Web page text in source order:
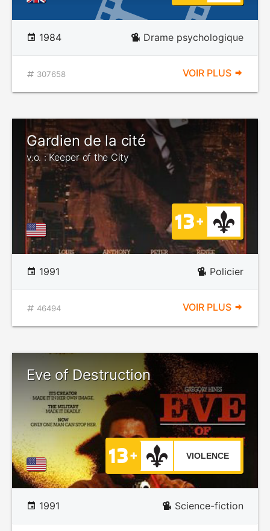
1984 Drame psychologique
307658 VOIR PLUS
Gardien de la cité
v.o. : Keeper of the City
1991 Policier
46494 VOIR PLUS
Eve of Destruction
VIOLENCE
1991 Science-fiction